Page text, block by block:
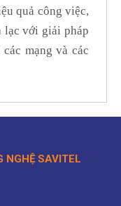
quả công việc,
lạc với giải pháp
mạng và các
NGHỆ SAVITEL